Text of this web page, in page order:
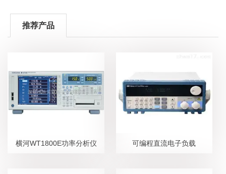
推荐产品
横河WT1800E功率分析仪 可编程直流电子负载